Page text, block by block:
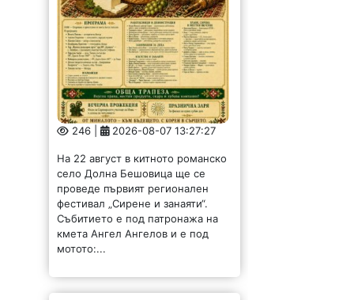
246 | 2026-08-07 13:27:27
На 22 август в китното романско
село Долна Бешовица ще се
проведе първият регионален
фестивал „Сирене и занаяти“.
Събитието е под патронажа на
кмета Ангел Ангелов и е под
мотото:...